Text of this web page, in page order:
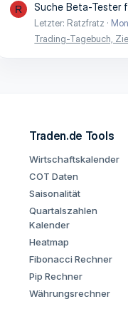
R Suche Beta-Tester
Letzter: Ratzfratz
Trading-Tagebuch,
Traden.de Tools
Wirtschaftskalender
COT Daten
Saisonalität
Quartalszahlen
Kalender
Heatmap
Fibonacci Rechner
Pip Rechner
Währungsrechner